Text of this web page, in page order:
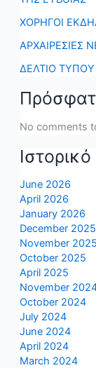
ΧΟΡΗΓΟΙ
ΑΡΧΑΙΡΕΣΙΕΣ
ΔΕΛΤΙΟ
No comments
Ιστορικό
June 2026
April 2026
January 2026
December 2025
November 2025
October 2025
April 2025
November
October 2024
July 2024
June 2024
April 2024
March 2024